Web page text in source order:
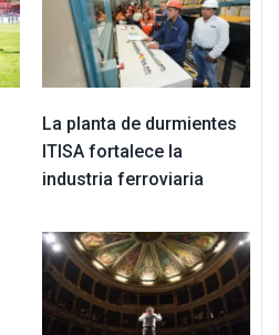
La planta de durmientes
ITISA fortalece la
industria ferroviaria